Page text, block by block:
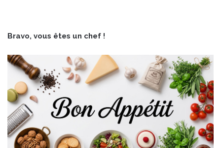
Bravo, vous êtes un chef !